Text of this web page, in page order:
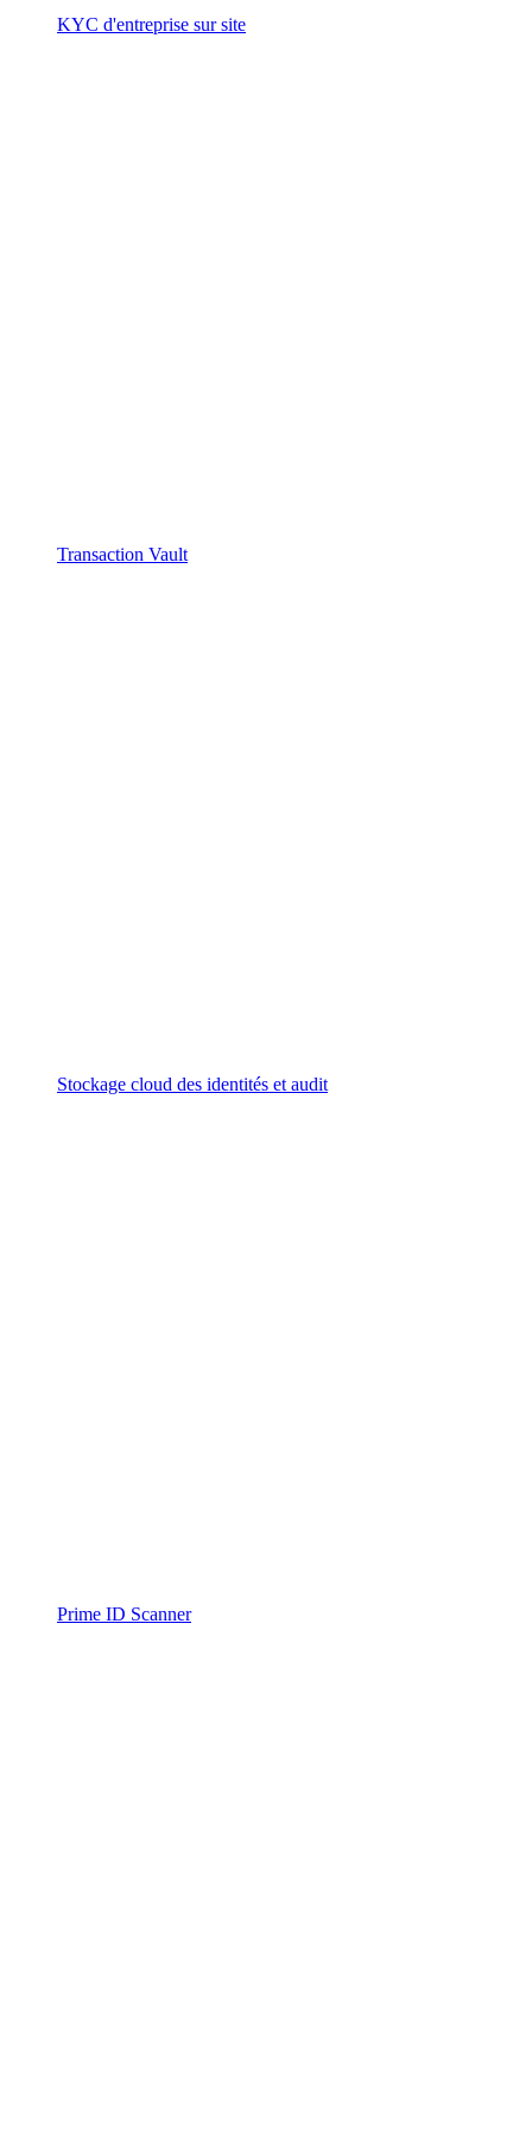
KYC d'entreprise sur site
Transaction Vault
Stockage cloud des identités et audit
Prime ID Scanner